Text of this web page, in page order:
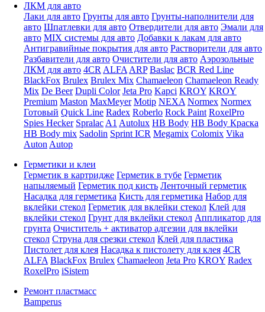
ЛКМ для авто
Лаки для авто Грунты для авто Грунты-наполнители для
авто Шпатлевки для авто Отвердители для авто Эмали для
авто MIX системы для авто Добавки к лакам для авто
Антигравийные покрытия для авто Растворители для авто
Разбавители для авто Очистители для авто Аэрозольные
ЛКМ для авто 4CR ALFA ARP Baslac BCR Red Line
BlackFox Brulex Brulex Mix Chamaeleon Chamaeleon Ready
Mix De Beer Dupli Color Jeta Pro Kapci KROY KROY
Premium Maston MaxMeyer Motip NEXA Normex Normex
Готовый Quick Line Radex Roberlo Rock Paint RoxelPro
Spies Hecker Spralac A1 Autolux HB Body HB Body Краска
HB Body mix Sadolin Sprint ICR Megamix Colomix Vika
Auton Autop
Герметики и клеи
Герметик в картридже Герметик в тубе Герметик
напыляемый Герметик под кисть Ленточный герметик
Насадка для герметика Кисть для герметика Набор для
вклейки стекол Герметик для вклейки стекол Клей для
вклейки стекол Грунт для вклейки стекол Аппликатор для
грунта Очиститель + активатор адгезии для вклейки
стекол Струна для срезки стекол Клей для пластика
Пистолет для клея Насадка к пистолету для клея 4CR
ALFA BlackFox Brulex Chamaeleon Jeta Pro KROY Radex
RoxelPro iSistem
Ремонт пластмасс
Bamperus